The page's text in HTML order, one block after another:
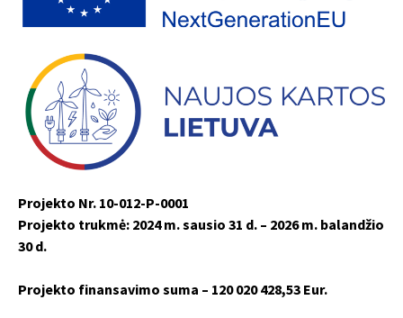
Projekto Nr. 10-012-P-0001
Projekto trukmė: 2024 m. sausio 31 d. – 2026 m. balandžio
30 d.
Projekto finansavimo suma – 120 020 428,53 Eur.